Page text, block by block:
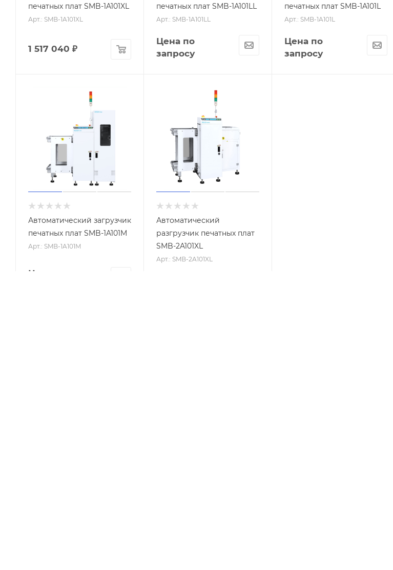
печатных плат SMB-1A101XL
Арт.: SMB-1A101XL
1 517 040 ₽
печатных плат SMB-1A101LL
Арт.: SMB-1A101LL
Цена по
запросу
печатных плат SMB-1A101L
Арт.: SMB-1A101L
Цена по
запросу
Автоматический загрузчик
печатных плат SMB-1A101M
Арт.: SMB-1A101M
Цена по
Автоматический
разгрузчик печатных плат
SMB-2A101XL
Арт.: SMB-2A101XL